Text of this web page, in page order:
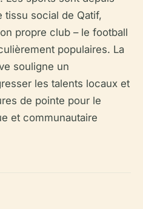
tissu social de Qatif,
propre club – le football
populaires. La
souligne un
les talents locaux et
de pointe pour le
et communautaire